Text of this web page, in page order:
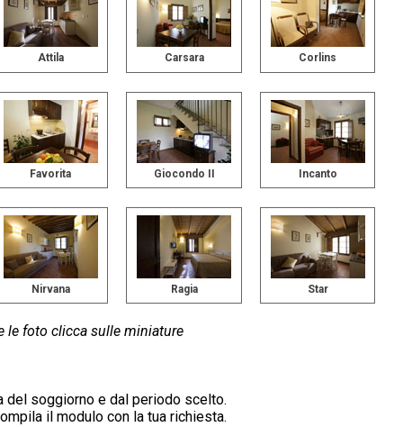
Attila Carsara Corlins
Favorita Giocondo II Incanto
Nirvana Ragia Star
le foto clicca sulle miniature
soggiorno e dal periodo scelto.
il modulo con la tua richiesta.